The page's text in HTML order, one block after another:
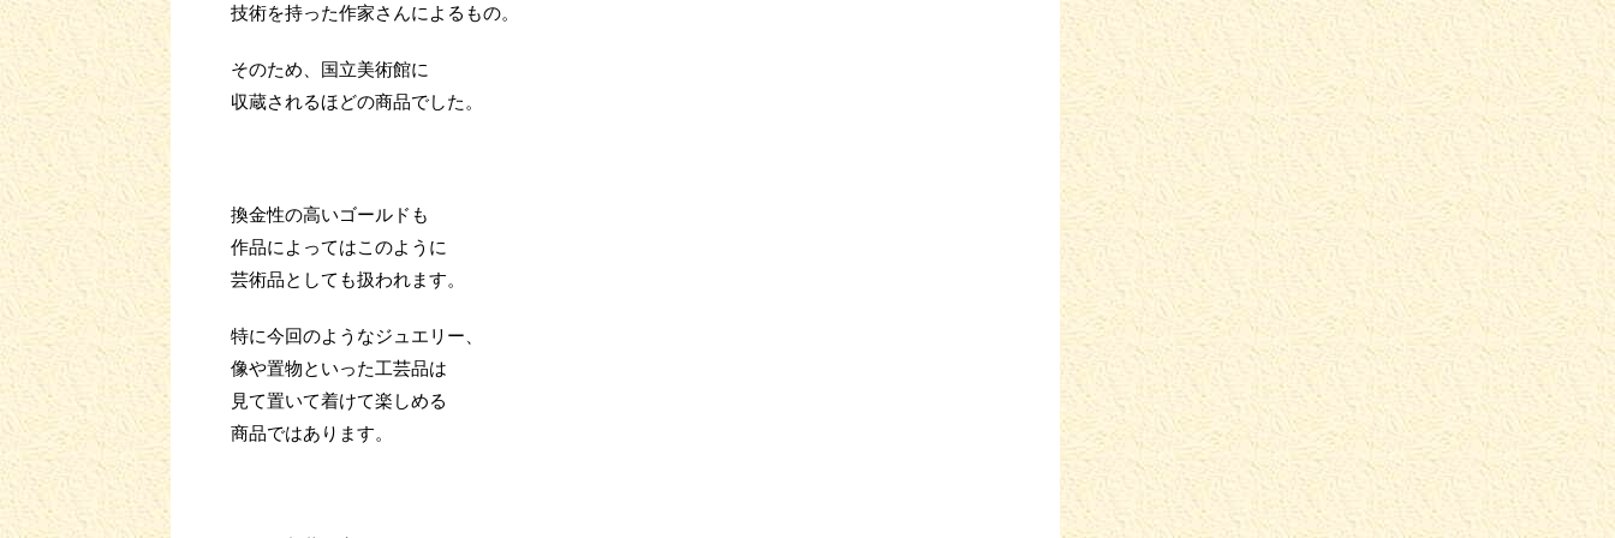
技術を持った作家さんによるもの。
そのため、国立美術館に
収蔵されるほどの商品でした。
換金性の高いゴールドも
作品によってはこのように
芸術品としても扱われます。
特に今回のようなジュエリー、
像や置物といった工芸品は
見て置いて着けて楽しめる
商品ではあります。